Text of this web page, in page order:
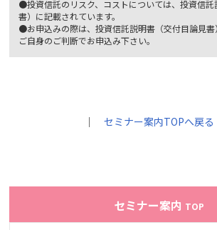
●投資信託のリスク、コストについては、投資信託
書）に記載されています。
●お申込みの際は、投資信託説明書（交付目論見書
ご自身のご判断でお申込み下さい。
｜セミナー案内TOPへ戻る
セミナー案内 TOP